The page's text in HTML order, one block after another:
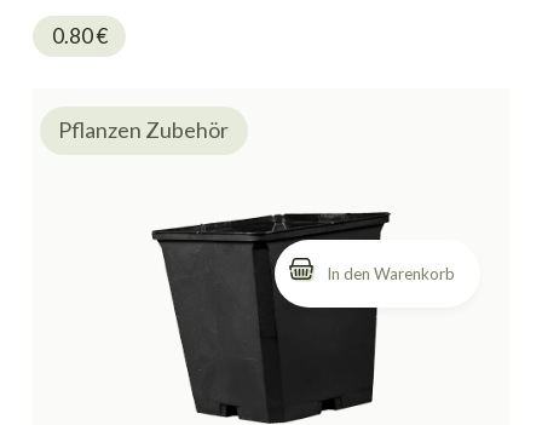
0.80€
Pflanzen Zubehör